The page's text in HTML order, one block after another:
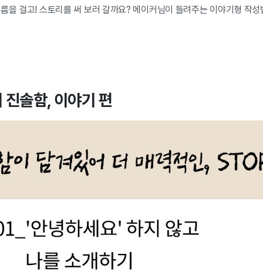
을 걸고! 스토리를 써 보러 갈까요? 메이커님이 들려주는 이야기형 작성
솔함, 이야기 편